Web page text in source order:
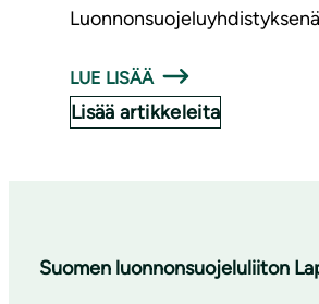
LUE LISÄÄ
Lisää artikkeleita
Suomen luonnonsuojeluliiton